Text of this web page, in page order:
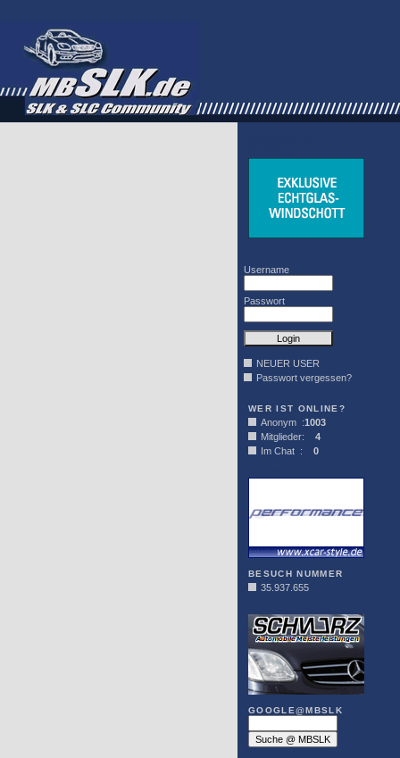
Username
Passwort
NEUER USER
Passwort vergessen?
WER IST ONLINE?
Anonym :1003
Mitglieder: 4
Im Chat : 0
BESUCH NUMMER
35.937.655
GOOGLE@MBSLK